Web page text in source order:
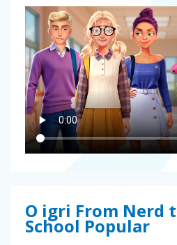
O igri From Nerd
School Popular